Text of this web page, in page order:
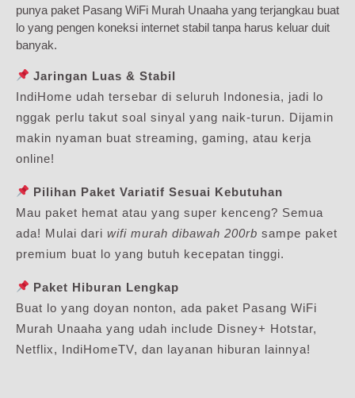
punya paket Pasang WiFi Murah Unaaha yang terjangkau buat
lo yang pengen koneksi internet stabil tanpa harus keluar duit
banyak.
Jaringan Luas & Stabil
IndiHome udah tersebar di seluruh Indonesia, jadi lo
nggak perlu takut soal sinyal yang naik-turun. Dijamin
makin nyaman buat streaming, gaming, atau kerja
online!
Pilihan Paket Variatif Sesuai Kebutuhan
Mau paket hemat atau yang super kenceng? Semua
ada! Mulai dari wifi murah dibawah 200rb sampe paket
premium buat lo yang butuh kecepatan tinggi.
Paket Hiburan Lengkap
Buat lo yang doyan nonton, ada paket Pasang WiFi
Murah Unaaha yang udah include Disney+ Hotstar,
Netflix, IndiHomeTV, dan layanan hiburan lainnya!